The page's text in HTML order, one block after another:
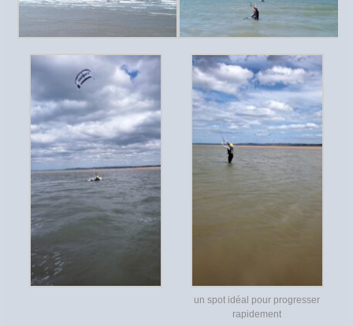
un spot idéal pour progresser
rapidement